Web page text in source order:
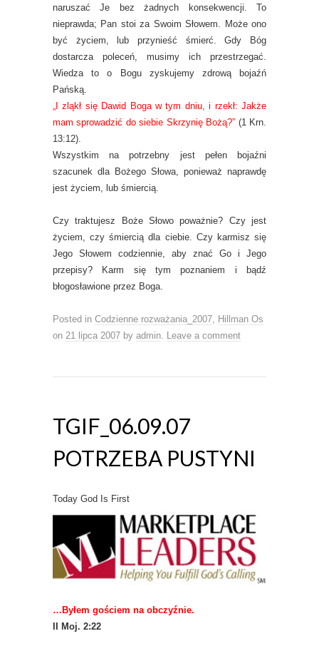
naruszać Je bez żadnych konsekwencji. To
nieprawda; Pan stoi za Swoim Słowem. Może ono
być życiem, lub przynieść śmierć. Gdy Bóg
dostarcza poleceń, musimy ich przestrzegać.
Wiedza to o Bogu zyskujemy zdrową bojaźń
Pańską.
„I zląkł się Dawid Boga w tym dniu, i rzekł: Jakże
mam sprowadzić do siebie Skrzynię Bożą?” (1 Krn.
13:12).
Wszystkim na potrzebny jest pełen bojaźni
szacunek dla Bożego Słowa, ponieważ naprawdę
jest życiem, lub śmiercią.
Czy traktujesz Boże Słowo poważnie? Czy jest
życiem, czy śmiercią dla ciebie. Czy karmisz się
Jego Słowem codziennie, aby znać Go i Jego
przepisy? Karm się tym poznaniem i bądź
błogosławione przez Boga.
Posted in Codzienne rozważania_2007, Hillman Os
on 21 lipca 2007 by admin. Leave a comment
TGIF_06.09.07
POTRZEBA PUSTYNI
Today God Is First
…Byłem gościem na obczyźnie.
II Moj. 2:22